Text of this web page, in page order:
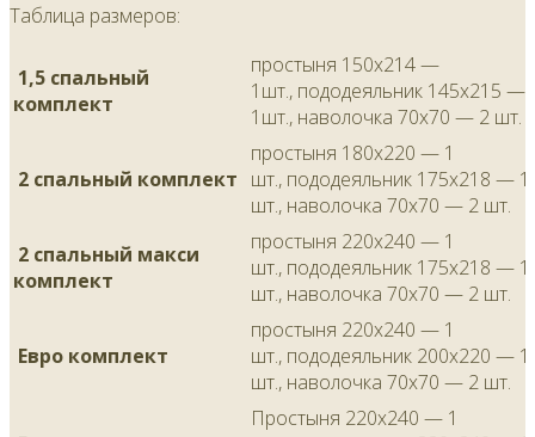
Таблица размеров:
1,5 спальный
комплект
простыня 150х214 —
1шт., пододеяльник 145х215 —
1шт., наволочка 70х70 — 2 шт.
2 спальный комплект
простыня 180х220 — 1
шт., пододеяльник 175х218 — 1
шт., наволочка 70х70 — 2 шт.
2 спальный макси
комплект
простыня 220х240 — 1
шт., пододеяльник 175х218 — 1
шт., наволочка 70х70 — 2 шт.
Евро комплект
простыня 220х240 — 1
шт., пододеяльник 200х220 — 1
шт., наволочка 70х70 — 2 шт.
Простыня 220х240 — 1